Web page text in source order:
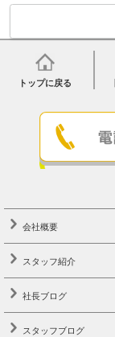
トップに戻る
会社概要
スタッフ紹介
社長ブログ
スタッフブログ